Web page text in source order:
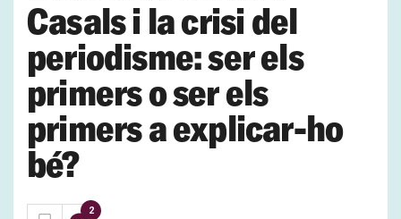
Casals i la crisi del
periodisme: ser els
primers o ser els
primers a explicar-ho
bé?
2